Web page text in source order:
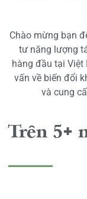
Chào mừng bạn
tư năng lượng
hàng đầu tại Việt
vấn về biến đổi
và cung
Trên 5+